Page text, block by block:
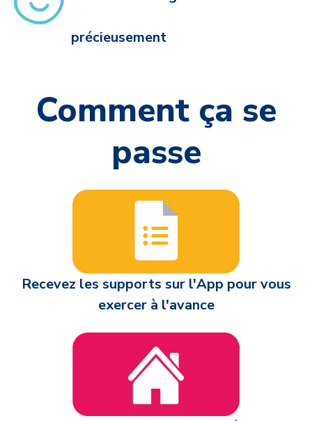
précieusement
Comment ça se
passe
Recevez les supports sur l'App pour vous
exercer à l'avance